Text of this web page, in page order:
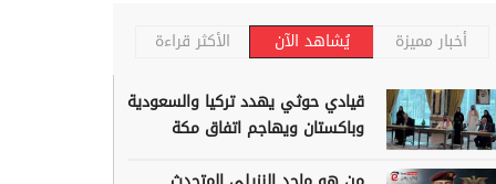
أخبار مميزة يُشاهد الآن الأكثر قراءة
قيادي حوثي يهدد تركيا والسعودية
وباكستان ويهاجم اتفاق مكة